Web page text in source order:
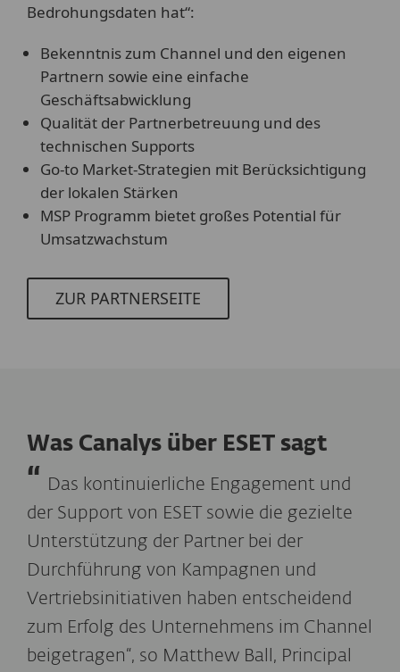
Bedrohungsdaten hat“:
Bekenntnis zum Channel und den eigenen
Partnern sowie eine einfache
Geschäftsabwicklung
Qualität der Partnerbetreuung und des
technischen Supports
Go-to Market-Strategien mit Berücksichtigung
der lokalen Stärken
MSP Programm bietet großes Potential für
Umsatzwachstum
ZUR PARTNERSEITE
Was Canalys über ESET sagt
Das kontinuierliche Engagement und
der Support von ESET sowie die gezielte
Unterstützung der Partner bei der
Durchführung von Kampagnen und
Vertriebsinitiativen haben entscheidend
zum Erfolg des Unternehmens im Channel
beigetragen“, so Matthew Ball, Principal